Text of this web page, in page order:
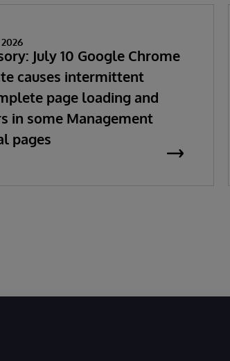
2026
July 10 Google Chrome
causes intermittent
page loading and
in some Management
pages